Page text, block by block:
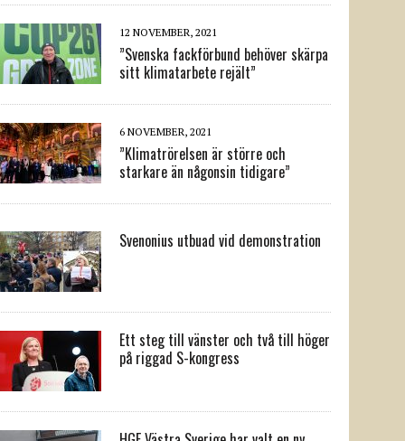
12 NOVEMBER, 2021
”Svenska fackförbund behöver skärpa
sitt klimatarbete rejält”
6 NOVEMBER, 2021
”Klimatrörelsen är större och
starkare än någonsin tidigare”
Svenonius utbuad vid demonstration
Ett steg till vänster och två till höger
på riggad S-kongress